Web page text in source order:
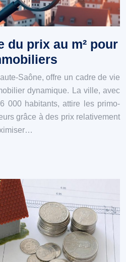
du prix au m² pour
Saône, offre un cadre de vie
dynamique. La ville, avec
000 habitants, attire les primo-
grâce à des prix relativement